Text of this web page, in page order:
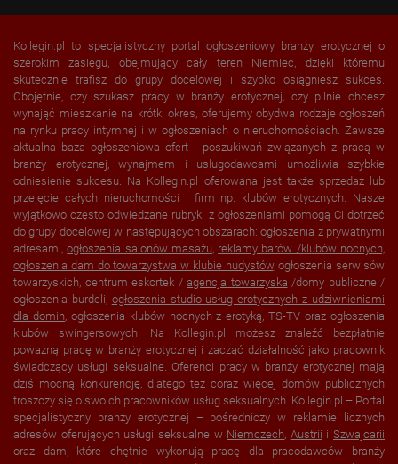
Kollegin.pl to specjalistyczny portal ogłoszeniowy branży erotycznej o
szerokim zasięgu, obejmujący cały teren Niemiec, dzięki któremu
skutecznie trafisz do grupy docelowej i szybko osiągniesz sukces.
Obojętnie, czy szukasz pracy w branży erotycznej, czy pilnie chcesz
wynająć mieszkanie na krótki okres, oferujemy obydwa rodzaje ogłoszeń
na rynku pracy intymnej i w ogłoszeniach o nieruchomościach. Zawsze
aktualna baza ogłoszeniowa ofert i poszukiwań związanych z pracą w
branży erotycznej, wynajmem i usługodawcami umożliwia szybkie
odniesienie sukcesu. Na Kollegin.pl oferowana jest także sprzedaż lub
przejęcie całych nieruchomości i firm np. klubów erotycznych. Nasze
wyjątkowo często odwiedzane rubryki z ogłoszeniami pomogą Ci dotrzeć
do grupy docelowej w następujących obszarach: ogłoszenia z prywatnymi
adresami,ogłoszenia salonów masażu reklamy barów /klubów nocnych,
ogłoszenia dam do towarzystwa w klubie nudystów, ogłoszenia serwisów
towarzyskich, centrum eskortek / agencja towarzyska /domy publiczne /
ogłoszenia burdeli, ogłoszenia studio usług erotycznych z udziwnieniami
dla domin , ogłoszenia klubów nocnych z erotyką, TS-TV oraz ogłoszenia
klubów swingersowych. Na Kollegin.pl możesz znaleźć bezpłatnie
poważną pracę w branży erotycznej i zacząć działalność jako pracownik
świadczący usługi seksualne. Oferenci pracy w branży erotycznej mają
dziś mocną konkurencję, dlatego też coraz więcej domów publicznych
troszczy się o swoich pracowników usług seksualnych. Kollegin.pl – Portal
specjalistyczny branży erotycznej – pośredniczy w reklamie licznych
adresów oferujących usługi seksualne w Niemczech Austrii i Szwajcarii
oraz dam, które chętnie wykonują pracę dla pracodawców branży